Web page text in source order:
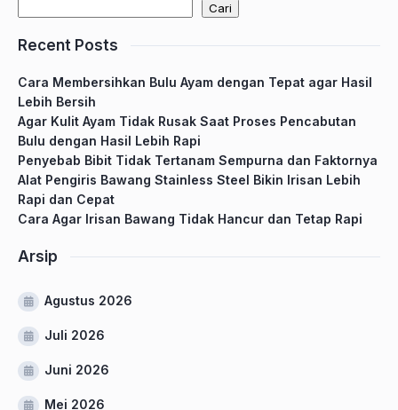
Cari
Recent Posts
Cara Membersihkan Bulu Ayam dengan Tepat agar Hasil
Lebih Bersih
Agar Kulit Ayam Tidak Rusak Saat Proses Pencabutan
Bulu dengan Hasil Lebih Rapi
Penyebab Bibit Tidak Tertanam Sempurna dan Faktornya
Alat Pengiris Bawang Stainless Steel Bikin Irisan Lebih
Rapi dan Cepat
Cara Agar Irisan Bawang Tidak Hancur dan Tetap Rapi
Arsip
Agustus 2026
Juli 2026
Juni 2026
Mei 2026